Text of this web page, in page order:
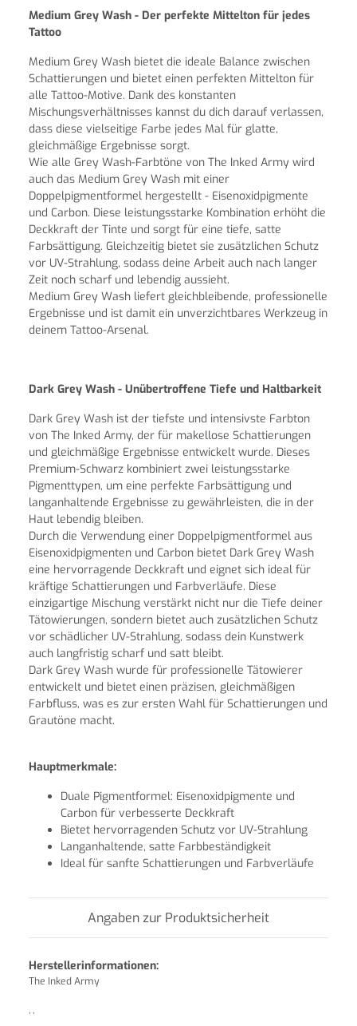
Medium Grey Wash - Der perfekte Mittelton für jedes
Tattoo
Medium Grey Wash bietet die ideale Balance zwischen
Schattierungen und bietet einen perfekten Mittelton für
alle Tattoo-Motive. Dank des konstanten
Mischungsverhältnisses kannst du dich darauf verlassen,
dass diese vielseitige Farbe jedes Mal für glatte,
gleichmäßige Ergebnisse sorgt.
Wie alle Grey Wash-Farbtöne von The Inked Army wird
auch das Medium Grey Wash mit einer
Doppelpigmentformel hergestellt - Eisenoxidpigmente
und Carbon. Diese leistungsstarke Kombination erhöht die
Deckkraft der Tinte und sorgt für eine tiefe, satte
Farbsättigung. Gleichzeitig bietet sie zusätzlichen Schutz
vor UV-Strahlung, sodass deine Arbeit auch nach langer
Zeit noch scharf und lebendig aussieht.
Medium Grey Wash liefert gleichbleibende, professionelle
Ergebnisse und ist damit ein unverzichtbares Werkzeug in
deinem Tattoo-Arsenal.
Dark Grey Wash - Unübertroffene Tiefe und Haltbarkeit
Dark Grey Wash ist der tiefste und intensivste Farbton
von The Inked Army, der für makellose Schattierungen
und gleichmäßige Ergebnisse entwickelt wurde. Dieses
Premium-Schwarz kombiniert zwei leistungsstarke
Pigmenttypen, um eine perfekte Farbsättigung und
langanhaltende Ergebnisse zu gewährleisten, die in der
Haut lebendig bleiben.
Durch die Verwendung einer Doppelpigmentformel aus
Eisenoxidpigmenten und Carbon bietet Dark Grey Wash
eine hervorragende Deckkraft und eignet sich ideal für
kräftige Schattierungen und Farbverläufe. Diese
einzigartige Mischung verstärkt nicht nur die Tiefe deiner
Tätowierungen, sondern bietet auch zusätzlichen Schutz
vor schädlicher UV-Strahlung, sodass dein Kunstwerk
auch langfristig scharf und satt bleibt.
Dark Grey Wash wurde für professionelle Tätowierer
entwickelt und bietet einen präzisen, gleichmäßigen
Farbfluss, was es zur ersten Wahl für Schattierungen und
Grautöne macht.
Hauptmerkmale:
Duale Pigmentformel: Eisenoxidpigmente und
Carbon für verbesserte Deckkraft
Bietet hervorragenden Schutz vor UV-Strahlung
Langanhaltende, satte Farbbeständigkeit
Ideal für sanfte Schattierungen und Farbverläufe
Angaben zur Produktsicherheit
Herstellerinformationen:
The Inked Army
, ,